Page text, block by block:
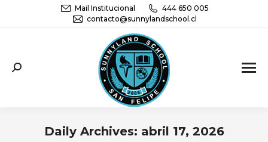
Mail Institucional
444 650 005
contacto@sunnylandschool.cl
Sunnyland School San Felipe | Educación
Parvularia, básica y media
Daily Archives: abril 17, 2026